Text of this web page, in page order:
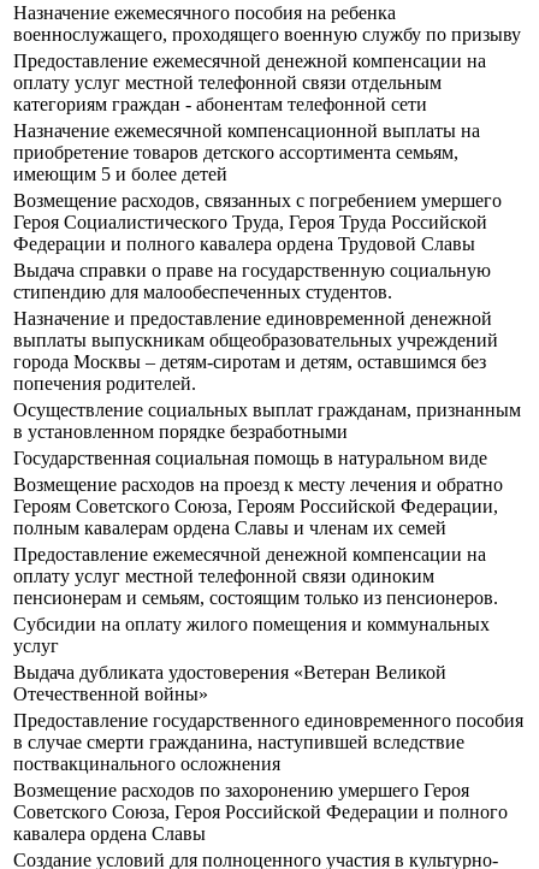
Назначение ежемесячного пособия на ребенка
военнослужащего, проходящего военную службу по призыву
Предоставление ежемесячной денежной компенсации на
оплату услуг местной телефонной связи отдельным
категориям граждан - абонентам телефонной сети
Назначение ежемесячной компенсационной выплаты на
приобретение товаров детского ассортимента семьям,
имеющим 5 и более детей
Возмещение расходов, связанных с погребением умершего
Героя Социалистического Труда, Героя Труда Российской
Федерации и полного кавалера ордена Трудовой Славы
Выдача справки о праве на государственную социальную
стипендию для малообеспеченных студентов.
Назначение и предоставление единовременной денежной
выплаты выпускникам общеобразовательных учреждений
города Москвы – детям-сиротам и детям, оставшимся без
попечения родителей.
Осуществление социальных выплат гражданам, признанным
в установленном порядке безработными
Государственная социальная помощь в натуральном виде
Возмещение расходов на проезд к месту лечения и обратно
Героям Советского Союза, Героям Российской Федерации,
полным кавалерам ордена Славы и членам их семей
Предоставление ежемесячной денежной компенсации на
оплату услуг местной телефонной связи одиноким
пенсионерам и семьям, состоящим только из пенсионеров.
Субсидии на оплату жилого помещения и коммунальных
услуг
Выдача дубликата удостоверения «Ветеран Великой
Отечественной войны»
Предоставление государственного единовременного пособия
в случае смерти гражданина, наступившей вследствие
поствакцинального осложнения
Возмещение расходов по захоронению умершего Героя
Советского Союза, Героя Российской Федерации и полного
кавалера ордена Славы
Создание условий для полноценного участия в культурно-